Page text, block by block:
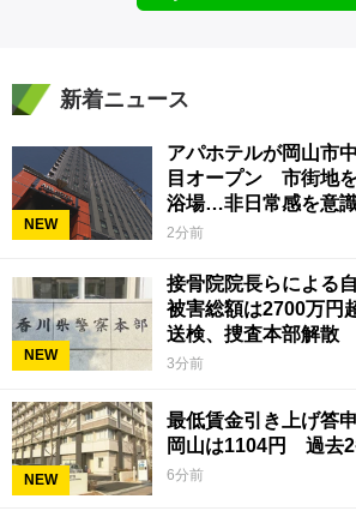
新着ニュース
NEW
アパホテルが岡山市
目オープン 市街地
浴場…非日常感を意
2分前
NEW
接骨院院長らによる
被害総額は2700万
送検、捜査本部解散
3分前
NEW
最低賃金引き上げ答
岡山は1104円 過去
6分前